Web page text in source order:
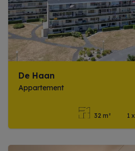
De Haan
Appartement
32 m² 1 x